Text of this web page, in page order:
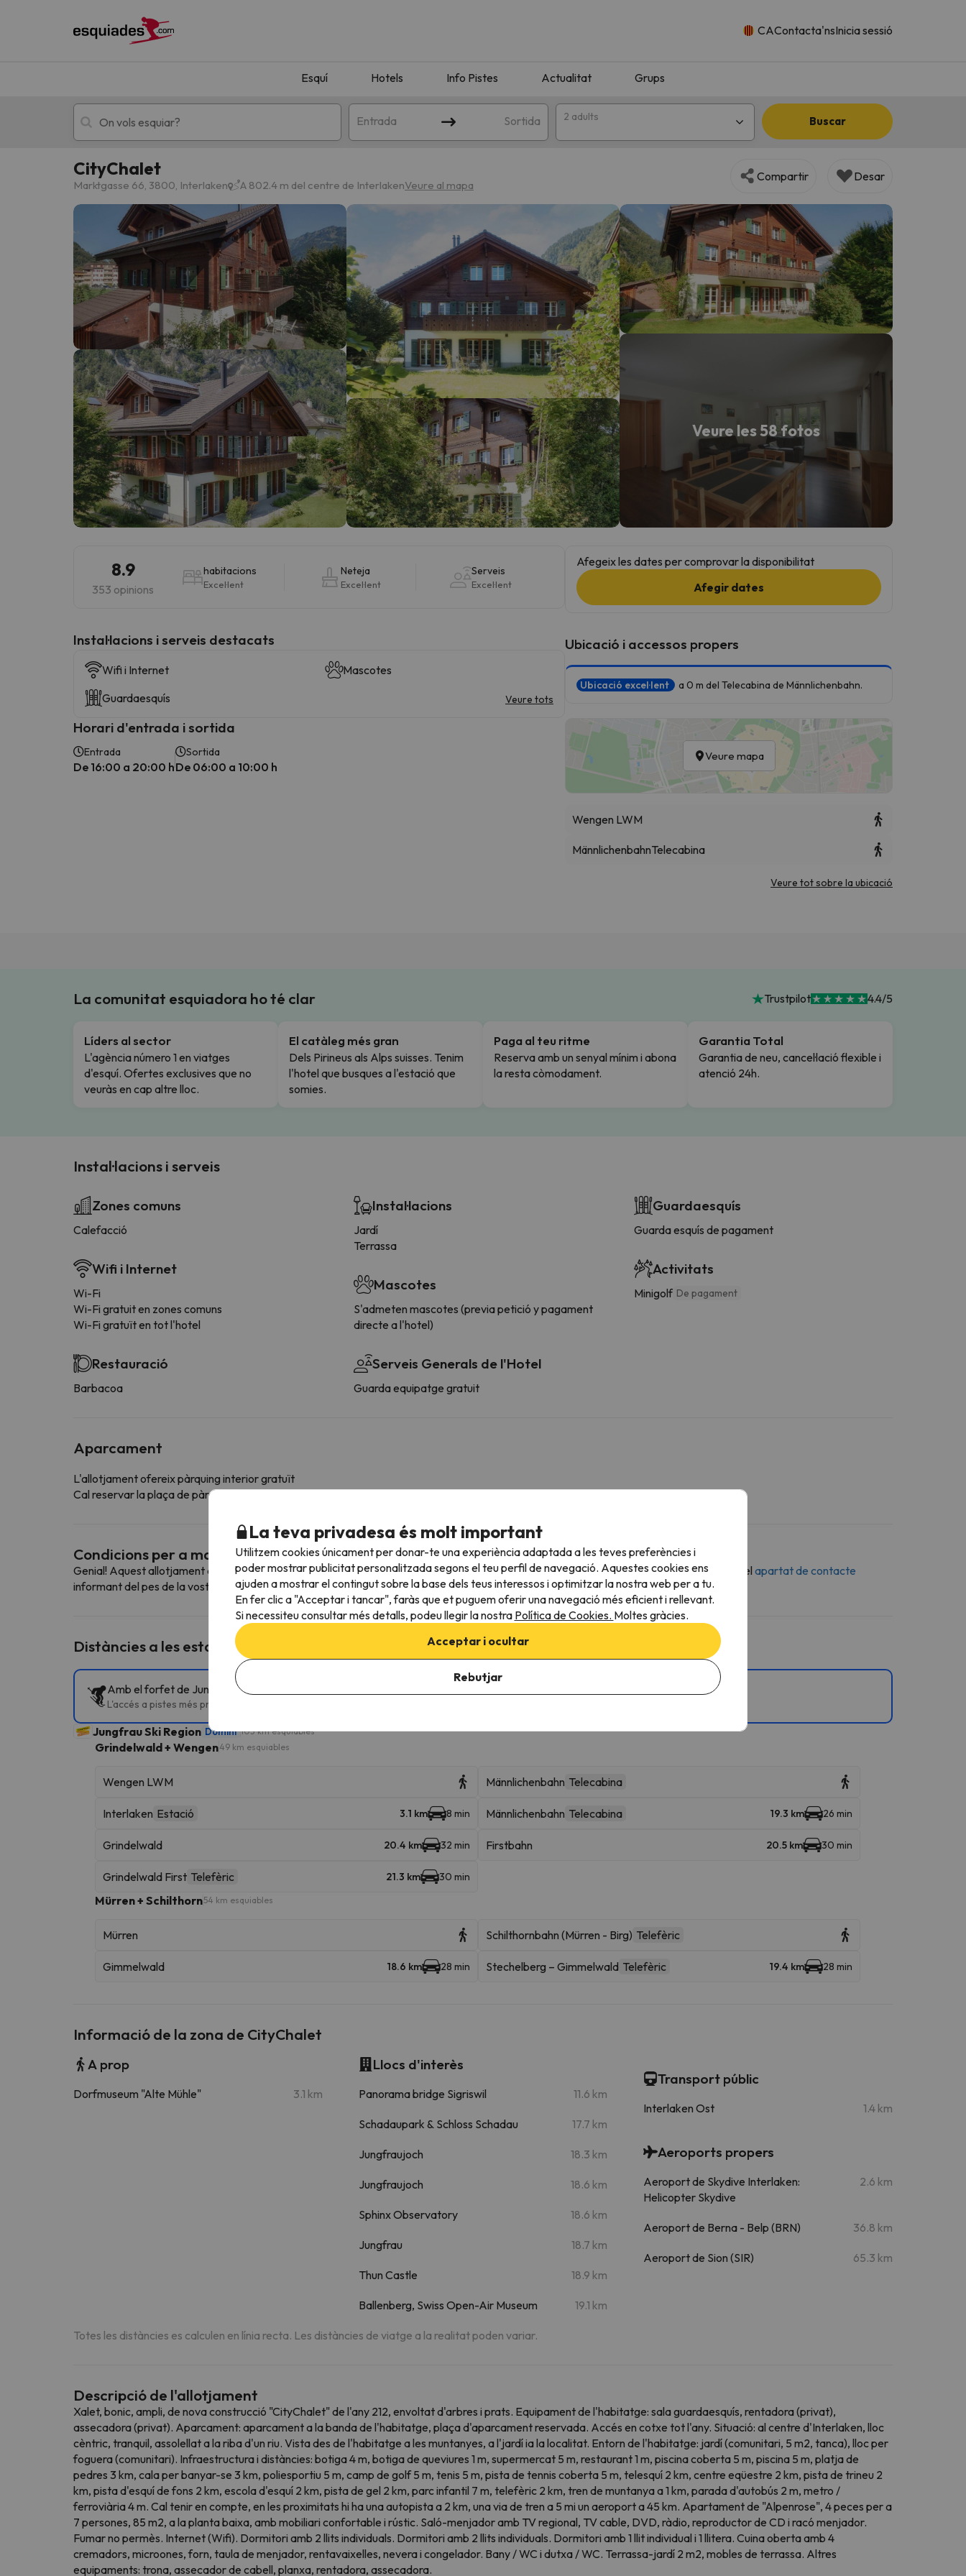
CAContacta'nsInicia sessió
Esquí Hotels Info Pistes Actualitat Grups
Entrada Sortida 2 adults Buscar
Esquí Escapades
!Vaja! No hem trobat resultats que coincideixin amb la teva cerca. Intenteu modificar la destinació.
Vaja! Sembla que el nostre cercador ha perdut el nord. Quan trobi la seva brúixola torna.
CityChalet
Marktgasse 66, 3800, Interlaken A 802.4 m del centre de InterlakenVeure al mapa
Compartir Desar
Veure les 58 fotos
8.9
353 opinions
habitacions
Excel·lent
Neteja
Excel·lent
Serveis
Excel·lent
Instal·lacions i serveis destacats
Wifi i Internet
Mascotes
Guardaesquís
Veure tots
Horari d'entrada i sortida
Entrada
De 16:00 a 20:00 h
Sortida
De 06:00 a 10:00 h
Afegeix les dates per comprovar la disponibilitat
Afegir dates
Ubicació i accessos propers
Ubicació excel·lent a 0 m del Telecabina de Männlichenbahn.
Veure mapa
Wengen LWM
MännlichenbahnTelecabina
Veure tot sobre la ubicació
La comunitat esquiadora ho té clar Trustpilot 4.4/5
Líders al sector
L'agència número 1 en viatges
d'esquí. Ofertes exclusives que no
veuràs en cap altre lloc.
El catàleg més gran
Dels Pirineus als Alps suisses. Tenim
l'hotel que busques a l'estació que
somies.
Paga al teu ritme
Reserva amb un senyal mínim i abona
la resta còmodament.
Garantia Total
Garantia de neu, cancel·lació flexible i
atenció 24h.
Instal·lacions i serveis
Zones comuns
Calefacció
Wifi i Internet
Wi-Fi
Wi-Fi gratuit en zones comuns
Wi-Fi gratuït en tot l'hotel
Restauració
Barbacoa
Instal·lacions
Jardí
Terrassa
Mascotes
S'admeten mascotes (previa petició y pagament
directe a l'hotel)
Serveis Generals de l'Hotel
Guarda equipatge gratuit
Guardaesquís
Guarda esquís de pagament
Activitats
Minigolf De pagament
Aparcament
L'allotjament ofereix pàrquing interior gratuït
Cal reservar la plaça de pàrquing amb antelació contactant directament amb l'allotjament
Condicions per a mascotes
Genial! Aquest allotjament admet mascotes. Per consultar les vostres condicions és imprescindible que ens envieu un missatge a través del apartat de contacte
informant del pes de la vostra mascota.
Distàncies a les estacions d'esquí properes
Amb el forfet de Jungfrau Ski Region pots esquiar a diverses estacions d'esquí i gaudir de 103 km esquiables
L'accés a pistes més proper és Wengen LWM a Grindelwald + Wengen . A més podràs esquiar a Grindelwald + Wengen i Mürren + Schilthorn.
Jungfrau Ski Region Domini 103 km esquiables
Grindelwald + Wengen49 km esquiables
Wengen LWM Männlichenbahn Telecabina
Interlaken Estació 3.1 km 8 min Männlichenbahn Telecabina 19.3 km 26 min
Grindelwald 20.4 km 32 min Firstbahn 20.5 km 30 min
Grindelwald First Telefèric 21.3 km 30 min
Mürren + Schilthorn54 km esquiables
Mürren Schilthornbahn (Mürren - Birg) Telefèric
Gimmelwald 18.6 km 28 min Stechelberg – Gimmelwald Telefèric 19.4 km 28 min
Informació de la zona de CityChalet
A prop
Dorfmuseum "Alte Mühle" 3.1 km
Llocs d'interès
Panorama bridge Sigriswil 11.6 km
Schadaupark & Schloss Schadau 17.7 km
Jungfraujoch 18.3 km
Jungfraujoch 18.6 km
Sphinx Observatory 18.6 km
Jungfrau 18.7 km
Thun Castle 18.9 km
Ballenberg, Swiss Open-Air Museum 19.1 km
Transport públic
Interlaken Ost 1.4 km
Aeroports propers
Aeroport de Skydive Interlaken:
Helicopter Skydive
2.6 km
Aeroport de Berna - Belp (BRN) 36.8 km
Aeroport de Sion (SIR) 65.3 km
Totes les distàncies es calculen en línia recta. Les distàncies de viatge a la realitat poden variar.
Descripció de l'allotjament
Xalet, bonic, ampli, de nova construcció "CityChalet" de l'any 212, envoltat d'arbres i prats. Equipament de l'habitatge: sala guardaesquís, rentadora (privat),
assecadora (privat). Aparcament: aparcament a la banda de l'habitatge, plaça d'aparcament reservada. Accés en cotxe tot l'any. Situació: al centre d'Interlaken, lloc
cèntric, tranquil, assolellat a la riba d'un riu. Vista des de l'habitatge a les muntanyes, a l'jardí ia la localitat. Entorn de l'habitatge: jardí (comunitari, 5 m2, tanca), lloc per
foguera (comunitari). Infraestructura i distàncies: botiga 4 m, botiga de queviures 1 m, supermercat 5 m, restaurant 1 m, piscina coberta 5 m, piscina 5 m, platja de
pedres 3 km, cala per banyar-se 3 km, poliesportiu 5 m, camp de golf 5 m, tenis 5 m, pista de tennis coberta 5 m, telesquí 2 km, centre eqüestre 2 km, pista de trineu 2
km, pista d'esquí de fons 2 km, escola d'esquí 2 km, pista de gel 2 km, parc infantil 7 m, telefèric 2 km, tren de muntanya a 1 km, parada d'autobús 2 m, metro /
ferroviària 4 m. Cal tenir en compte, en les proximitats hi ha una autopista a 2 km, una via de tren a 5 mi un aeroport a 45 km. Apartament de "Alpenrose", 4 peces per a
7 persones, 85 m2, a la planta baixa, amb mobiliari confortable i rústic. Saló-menjador amb TV regional, TV cable, DVD, ràdio, reproductor de CD i racó menjador.
Fumar no permès. Internet (Wifi). Dormitori amb 2 llits individuals. Dormitori amb 2 llits individuals. Dormitori amb 1 llit individual i 1 llitera. Cuina oberta amb 4
cremadors, microones, forn, taula de menjador, rentavaixelles, nevera i congelador. Bany / WC i dutxa / WC. Terrassa-jardí 2 m2, mobles de terrassa. Altres
equipaments: trona, assecador de cabell, planxa, rentadora, assecadora.
La teva privadesa és molt important
Utilitzem cookies únicament per donar-te una experiència adaptada a les teves preferències i
poder mostrar publicitat personalitzada segons el teu perfil de navegació. Aquestes cookies ens
ajuden a mostrar el contingut sobre la base dels teus interessos i optimitzar la nostra web per a tu.
En fer clic a "Acceptar i tancar", faràs que et puguem oferir una navegació més eficient i rellevant.
Si necessiteu consultar més detalls, podeu llegir la nostra Política de Cookies. Moltes gràcies.
Acceptar i ocultar
Rebutjar